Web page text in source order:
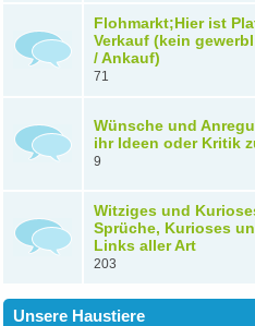
Flohmarkt;Hier ist
Verkauf (kein
/ Ankauf)
71
Wünsche und
ihr Ideen oder Kritik
9
Witziges und
Sprüche, Kurioses
Links aller Art
203
Unsere Haustiere